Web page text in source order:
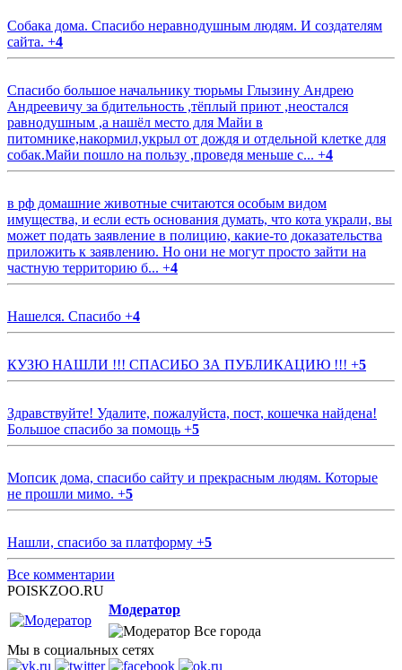
Собака дома. Спасибо неравнодушным людям. И создателям
сайта. +4
Спасибо большое начальнику тюрьмы Глызину Андрею
Андреевичу за бдительность ,тёплый приют ,неостался
равнодушным ,а нашёл место для Майи в
питомнике,накормил,укрыл от дождя и отдельной клетке для
собак.Майи пошло на пользу ,проведя меньше с... +4
в рф домашние животные считаются особым видом
имущества, и если есть основания думать, что кота украли, вы
может подать заявление в полицию, какие-то доказательства
приложить к заявлению. Но они не могут просто зайти на
частную территорию б... +4
Нашелся. Спасибо +4
КУЗЮ НАШЛИ !!! СПАСИБО ЗА ПУБЛИКАЦИЮ !!! +5
Здравствуйте! Удалите, пожалуйста, пост, кошечка найдена!
Большое спасибо за помощь +5
Мопсик дома, спасибо сайту и прекрасным людям. Которые
не прошли мимо. +5
Нашли, спасибо за платформу +5
Все комментарии
POISKZOO.RU
Модератор
Все города
Мы в социальных сетях